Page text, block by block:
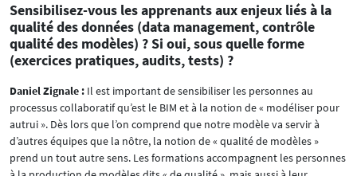
Sensibilisez-vous les apprenants aux enjeux liés à la
qualité des données (data management, contrôle
qualité des modèles) ? Si oui, sous quelle forme
(exercices pratiques, audits, tests) ?
Daniel Zignale : Il est important de sensibiliser les personnes au
processus collaboratif qu’est le BIM et à la notion de « modéliser pour
autrui ». Dès lors que l’on comprend que notre modèle va servir à
d’autres équipes que la nôtre, la notion de « qualité de modèles »
prend un tout autre sens. Les formations accompagnent les personnes